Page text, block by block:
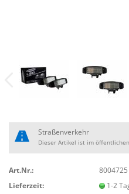
Art.Nr.:
8004725
Lieferzeit:
1-2
Straßenverkehr
Dieser Artikel ist im